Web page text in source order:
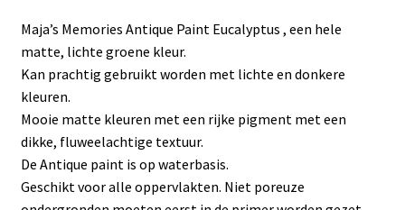
Maja’s Memories Antique Paint Eucalyptus , een hele
matte, lichte groene kleur.
Kan prachtig gebruikt worden met lichte en donkere
kleuren.
Mooie matte kleuren met een rijke pigment met een
dikke, fluweelachtige textuur.
De Antique paint is op waterbasis.
Geschikt voor alle oppervlakten. Niet poreuze